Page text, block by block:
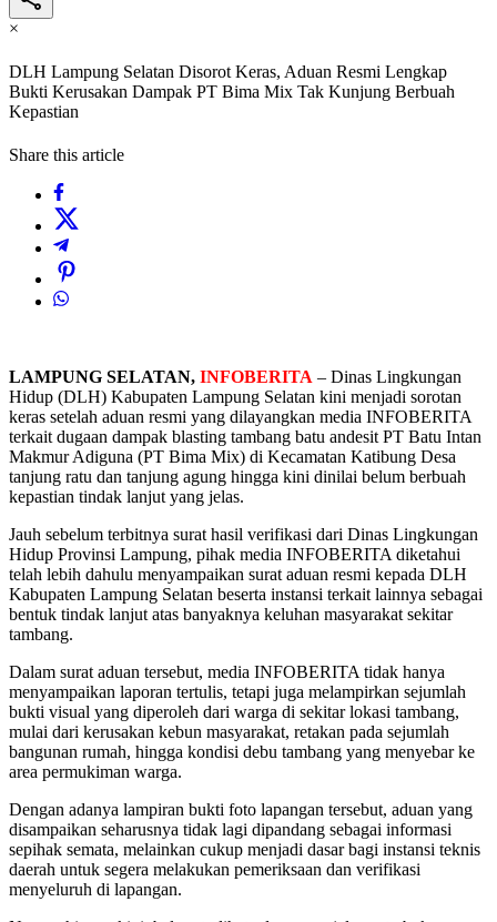
×
DLH Lampung Selatan Disorot Keras, Aduan Resmi Lengkap
Bukti Kerusakan Dampak PT Bima Mix Tak Kunjung Berbuah
Kepastian
Share this article
LAMPUNG SELATAN, INFOBERITA – Dinas Lingkungan
Hidup (DLH) Kabupaten Lampung Selatan kini menjadi sorotan
keras setelah aduan resmi yang dilayangkan media INFOBERITA
terkait dugaan dampak blasting tambang batu andesit PT Batu Intan
Makmur Adiguna (PT Bima Mix) di Kecamatan Katibung Desa
tanjung ratu dan tanjung agung hingga kini dinilai belum berbuah
kepastian tindak lanjut yang jelas.
Jauh sebelum terbitnya surat hasil verifikasi dari Dinas Lingkungan
Hidup Provinsi Lampung, pihak media INFOBERITA diketahui
telah lebih dahulu menyampaikan surat aduan resmi kepada DLH
Kabupaten Lampung Selatan beserta instansi terkait lainnya sebagai
bentuk tindak lanjut atas banyaknya keluhan masyarakat sekitar
tambang.
Dalam surat aduan tersebut, media INFOBERITA tidak hanya
menyampaikan laporan tertulis, tetapi juga melampirkan sejumlah
bukti visual yang diperoleh dari warga di sekitar lokasi tambang,
mulai dari kerusakan kebun masyarakat, retakan pada sejumlah
bangunan rumah, hingga kondisi debu tambang yang menyebar ke
area permukiman warga.
Dengan adanya lampiran bukti foto lapangan tersebut, aduan yang
disampaikan seharusnya tidak lagi dipandang sebagai informasi
sepihak semata, melainkan cukup menjadi dasar bagi instansi teknis
daerah untuk segera melakukan pemeriksaan dan verifikasi
menyeluruh di lapangan.